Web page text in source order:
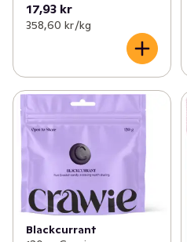
17,93 kr
358,60 kr /kg
Blackcurrant